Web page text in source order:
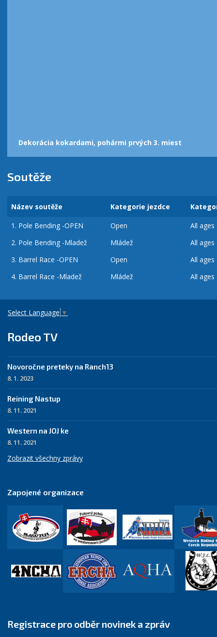
Dekorácia kokardami, pohármi prvých 3. miest
Soutěže
Název soutěže Kategorie jezdce
1. Pole Bending -OPEN Open
All ages
2. Pole Bending -Mladež Mládež
All ages
3. Barrel Race -OPEN Open
All ages
4. Barrel Race -Mladež Mládež All ages
Select Language ▼
Rodeo TV
Novoročne preteky na Ranch13
8. 1. 2023
Reining Nastup
8. 11. 2021
Western na JOJ ke
8. 11. 2021
Zobrazit všechny zprávy
Zapojené organizace
Registrace pro odběr novinek a zpráv